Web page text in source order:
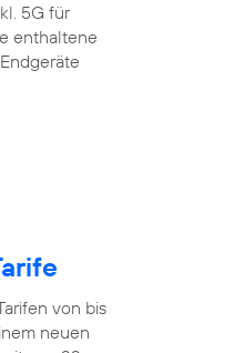
5G für
enthaltene
von bis
neuen